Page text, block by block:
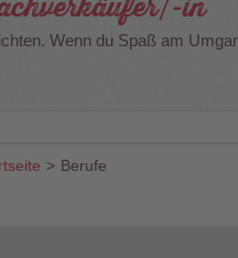
in
Wenn du Spaß am
> Berufe